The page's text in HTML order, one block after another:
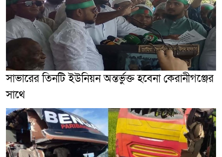
সাভারের তিনটি ইউনিয়ন অন্তর্ভুক্ত হবেনা কেরানীগঞ্জের
সাথে